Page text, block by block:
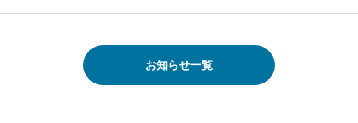
お知らせ一覧